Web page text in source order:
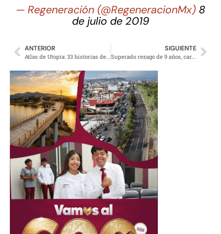
— Regeneración (@RegeneracionMx) 8
de julio de 2019
ANTERIOR SIGUIENTE
Superado rezago de 9 años, carretera Nogales-Don concluye en agosto